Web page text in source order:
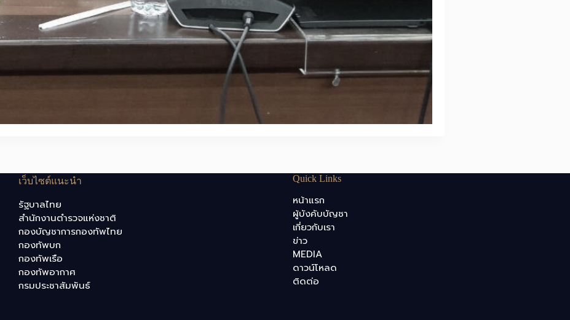
เว็บไซต์แนะนำ
รัฐบาลไทย
สำนักงานตำรวจแห่งชาติ
กองบัญชาการกองทัพไทย
กองทัพบก
กองทัพเรือ
กองทัพอากาศ
กรมประชาสัมพันธ์
Quick Links
หน้าแรก
ผู้บังคับบัญชา
เกี่ยวกับเรา
ข่าว
MEDIA
ดาวน์โหลด
ติดต่อ